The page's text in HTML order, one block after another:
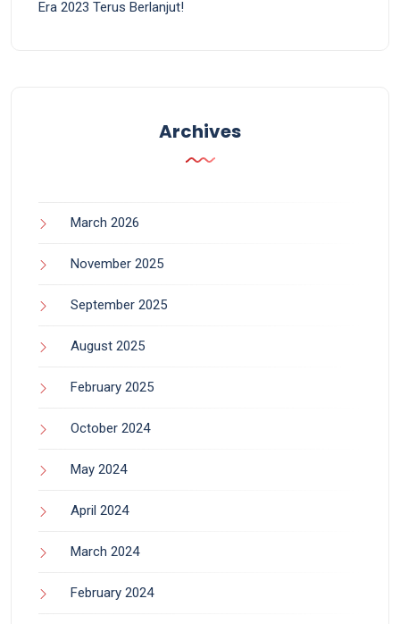
Era 2023 Terus Berlanjut!
Archives
March 2026
November 2025
September 2025
August 2025
February 2025
October 2024
May 2024
April 2024
March 2024
February 2024